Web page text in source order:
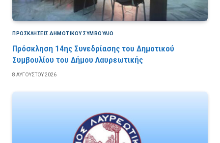
ΠΡΟΣΚΛΉΣΕΙΣ ΔΗΜΟΤΙΚΟΎ ΣΥΜΒΟΎΛΙΟ
Πρόσκληση 14ης Συνεδρίασης του Δημοτικού
Συμβουλίου του Δήμου Λαυρεωτικής
8 ΑΥΓΟΎΣΤΟΥ 2026